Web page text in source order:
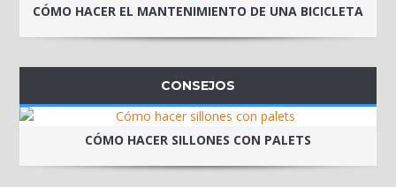
CÓMO HACER EL MANTENIMIENTO DE UNA BICICLETA
CONSEJOS
CÓMO HACER SILLONES CON PALETS